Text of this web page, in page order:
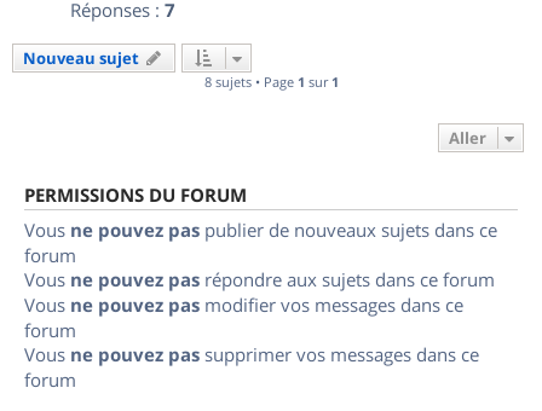
Réponses : 7
Nouveau sujet
8 sujets • Page 1 sur 1
Aller
PERMISSIONS DU FORUM
Vous ne pouvez pas publier de nouveaux sujets dans ce
forum
Vous ne pouvez pas répondre aux sujets dans ce forum
Vous ne pouvez pas modifier vos messages dans ce
forum
Vous ne pouvez pas supprimer vos messages dans ce
forum